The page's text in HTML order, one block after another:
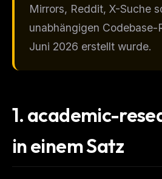
Mirrors, Reddit, X-Suche
unabhängigen Codebase-
Juni 2026 erstellt wurde.
1. academic-
in einem Satz